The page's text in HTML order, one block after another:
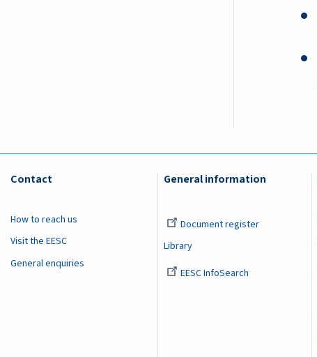
Contact
How to reach us
Visit the EESC
General enquiries
General information
Document register
Library
EESC InfoSearch